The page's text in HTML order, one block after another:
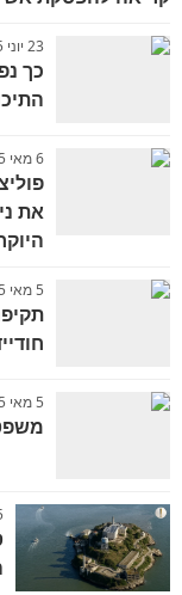
23 יוני 2025 | מערכת ידיעות המחר
כך
6 מאי 2025 | מערכת ידיעות המחר
את
5 מאי 2025 | מערכת ידיעות המחר
5 מאי 2025 | מערכת ידיעות המחר
5 מאי